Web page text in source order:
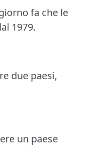
fa che le
1979.
due paesi,
un paese